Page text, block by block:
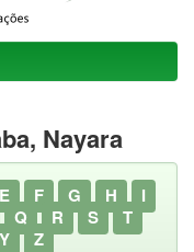
Nayara
E F G H
I
Q R S
T
Y Z